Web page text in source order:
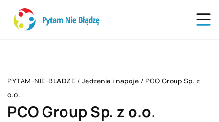
PYTAM-NIE-BLADZE / Jedzenie i napoje / PCO Group Sp. z
o.o.
PCO Group Sp. z o.o.